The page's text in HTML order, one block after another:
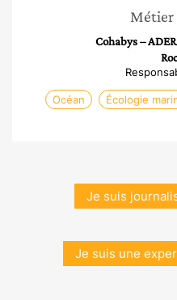
Métier
Cohabys –
Océan Écologie
Je suis
Je suis une